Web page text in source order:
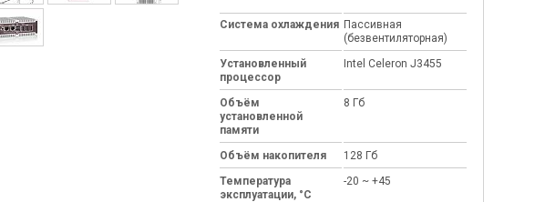
Система охлаждения Пассивная
(безвентиляторная)
Установленный
процессор
Intel Celeron J3455
Объём
установленной
памяти
8 Гб
Объём накопителя
128 Гб
Температура
эксплуатации, °C
-20 ~ +45